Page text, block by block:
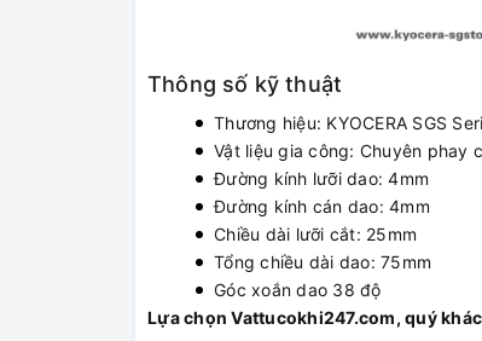
Thông số kỹ thuật
Thương hiệu: KYOCERA SGS
Vật liệu gia công: Chuyên phay
Đường kính lưỡi dao: 4mm
Đường kính cán dao: 4mm
Chiều dài lưỡi cắt: 25mm
Tổng chiều dài dao: 75mm
Góc xoắn dao 38 độ
Lựa chọn Vattucokhi247.com, quý